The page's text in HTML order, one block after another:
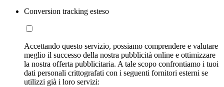
Conversion tracking esteso
Accettando questo servizio, possiamo comprendere e valutare
meglio il successo della nostra pubblicità online e ottimizzare
la nostra offerta pubblicitaria. A tale scopo confrontiamo i tuoi
dati personali crittografati con i seguenti fornitori esterni se
utilizzi già i loro servizi: